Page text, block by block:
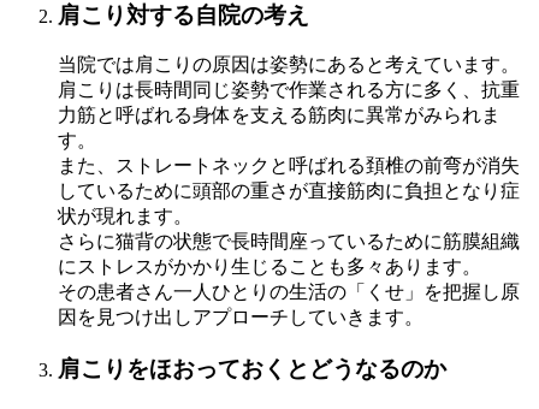
肩こり対する自院の考え
当院では肩こりの原因は姿勢にあると考えています。
肩こりは長時間同じ姿勢で作業される方に多く、抗重
力筋と呼ばれる身体を支える筋肉に異常がみられま
す。
また、ストレートネックと呼ばれる頚椎の前弯が消失
しているために頭部の重さが直接筋肉に負担となり症
状が現れます。
さらに猫背の状態で長時間座っているために筋膜組織
にストレスがかかり生じることも多々あります。
その患者さん一人ひとりの生活の「くせ」を把握し原
因を見つけ出しアプローチしていきます。
肩こりをほおっておくとどうなるのか